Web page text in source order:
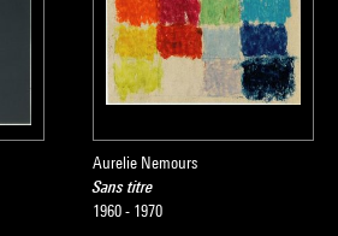
Aurelie Nemours
Sans titre
1960 - 1970